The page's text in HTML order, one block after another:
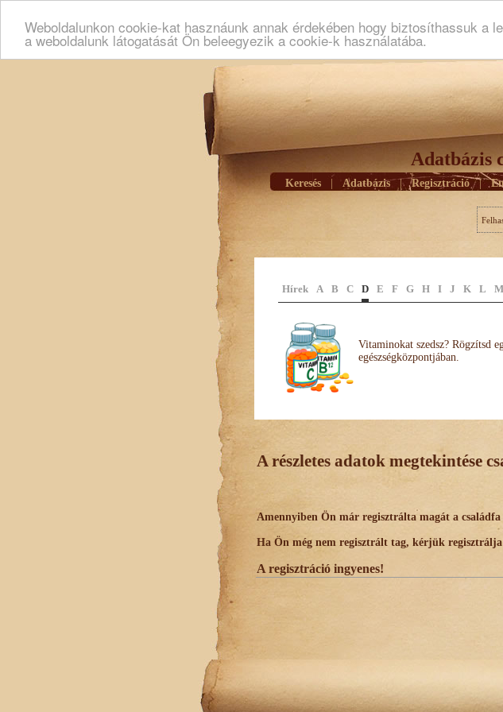
Weboldalunkon cookie-kat hasznáunk annak érdekében hogy biztosíthassuk a
a weboldalunk látogatását Ön beleegyezik a cookie-k használatába.
Adatbázis
Keresés Adatbázis | Regisztráció |
Hírek A B C D E F G H I J K L M
Vitaminokat szedsz? Rögzítsd
egészségközpontjában.
A részletes adatok megtekintése
Amennyiben Ön már regisztrálta magát a
Ha Ön még nem regisztrált tag, kérjük
A regisztráció ingyenes!